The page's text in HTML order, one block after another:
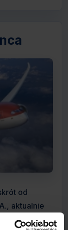
od
aktualnie
to